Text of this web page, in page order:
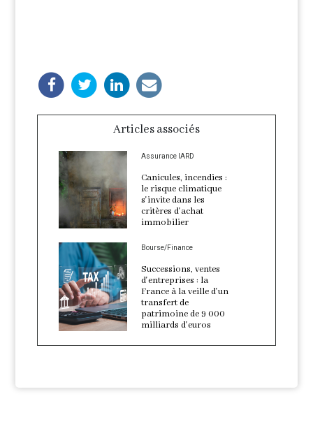
Articles associés
Assurance IARD
Canicules, incendies :
le risque climatique
s'invite dans les
critères d'achat
immobilier
Bourse/Finance
Successions, ventes
d'entreprises : la
France à la veille d'un
transfert de
patrimoine de 9 000
milliards d'euros